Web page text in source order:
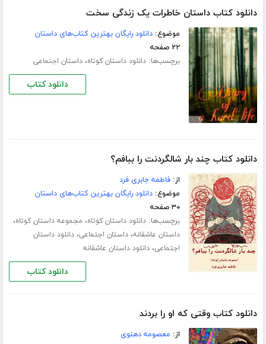
دانلود کتاب داستان خاطرات یک زندگی سخت
موضوع:دانلود رایگان بهترین کتاب‌های داستان
۲۲ صفحه
برچسب‌ها:دانلود داستان کوتاه،داستان اجتماعی
دانلود کتاب
دانلود کتاب چند بار شالگردنت را ببافم؟
از:فاطمه جابری فرد
موضوع:دانلود رایگان بهترین کتاب‌های داستان
۳۰ صفحه
برچسب‌ها:دانلود داستان کوتاه، مجموعه داستان کوتاه،
داستان عاشقانه،داستان اجتماعی،دانلود داستان
اجتماعی،دانلود داستان عاشقانه
دانلود کتاب
دانلود کتاب وقتی که او را بردند
از: معصومه دهنوی